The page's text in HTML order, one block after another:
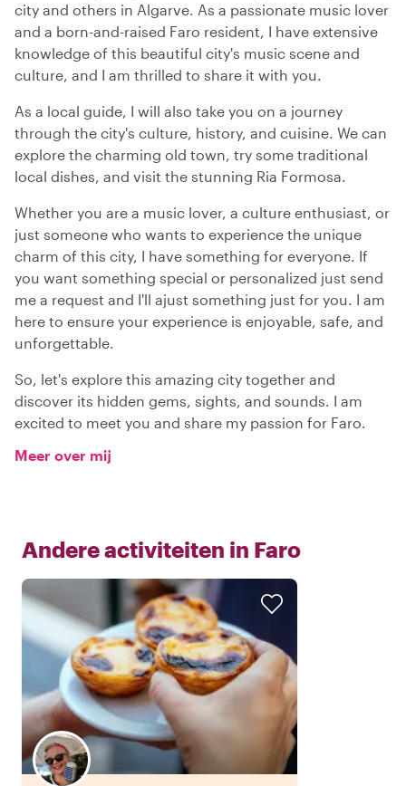
city and others in Algarve. As a passionate music lover
and a born-and-raised Faro resident, I have extensive
knowledge of this beautiful city's music scene and
culture, and I am thrilled to share it with you.
As a local guide, I will also take you on a journey
through the city's culture, history, and cuisine. We can
explore the charming old town, try some traditional
local dishes, and visit the stunning Ria Formosa.
Whether you are a music lover, a culture enthusiast, or
just someone who wants to experience the unique
charm of this city, I have something for everyone. If
you want something special or personalized just send
me a request and I'll ajust something just for you. I am
here to ensure your experience is enjoyable, safe, and
unforgettable.
So, let's explore this amazing city together and
discover its hidden gems, sights, and sounds. I am
excited to meet you and share my passion for Faro.
Meer over mij
Andere activiteiten in Faro